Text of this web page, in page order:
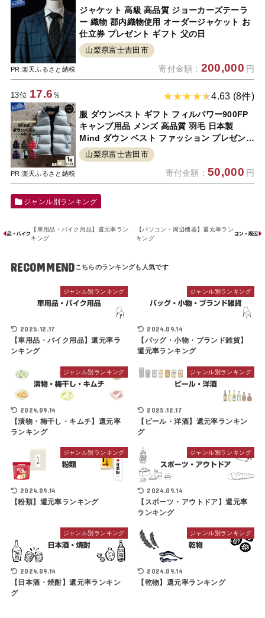
PR:楽天ふるさと納税
ジャケット 高級 高品質 ジョーカーズテーラ
ー 織物 郡内織物使用 オーダージャケット お
仕立券 プレゼント ギフト 父の日
山梨県富士吉田市
寄付金額： 200,000 円
13位 17.6 ％
PR:楽天ふるさと納税
4.63 (8件)
服 ダウンベスト ギフト フィルパワー900FP
キャンプ用品 メンズ 高品質 羽毛 日本製
Mind ダウン ベスト ファッション プレゼント
キャンプ ゴルフ 登山 旅行 アウトドア ファス
ナー カラー展開 撥水 シレー加工 保温性 耐久
山梨県富士吉田市
寄付金額：50,000 円
ジャンル別ランキング
【車用品・バイク用品】還元率ラン
キング
【パソコン・周辺機器】還元率ラン
キング
RECOMMEND
ジャンル別ランキング
2025.12.17
【車用品・バイク用品】還元率ラ
ンキング
ジャンル別ランキング
2024.09.14
【バッグ・小物・ブランド雑貨】
還元率ランキング
ジャンル別ランキング
2024.09.14
【漬物・梅干し・キムチ】還元率
ランキング
ジャンル別ランキング
2025.12.17
【ビール・洋酒】還元率ランキン
グ
ジャンル別ランキング
2024.09.14
【粉類】還元率ランキング
ジャンル別ランキング
2024.09.14
【スポーツ・アウトドア】還元率
ランキング
ジャンル別ランキング
2024.09.14
【日本酒・焼酎】還元率ランキン
グ
ジャンル別ランキング
2024.09.14
【乾物】還元率ランキング